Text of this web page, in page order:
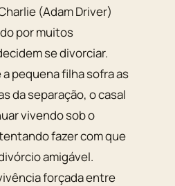
(Adam Driver)
por muitos
se divorciar.
pequena filha sofra as
da separação, o casal
vivendo sob o
fazer com que
amigável.
forçada entre